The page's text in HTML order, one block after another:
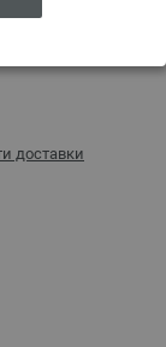
доставки